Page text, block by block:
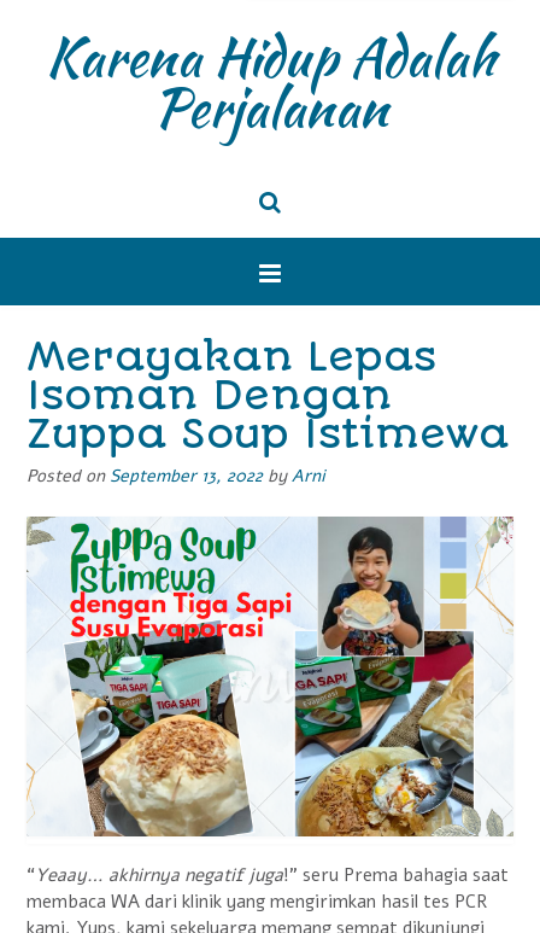
Karena Hidup Adalah
Perjalanan
Merayakan Lepas
Isoman Dengan
Zuppa Soup Istimewa
Posted on September 13, 2022byArni
“Yeaay… akhirnya negatif juga!” seru Prema bahagia saat
membaca WA dari klinik yang mengirimkan hasil tes PCR
kami. Yups, kami sekeluarga memang sempat dikunjungi